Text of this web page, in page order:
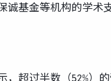
基金等机构的学术支